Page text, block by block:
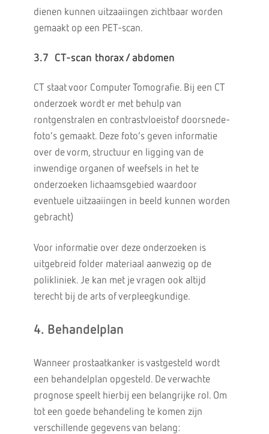
dienen kunnen uitzaaiingen zichtbaar worden
gemaakt op een PET-scan.
3.7 CT-scan thorax / abdomen
CT staat voor Computer Tomografie. Bij een CT
onderzoek wordt er met behulp van
rontgenstralen en contrastvloeistof doorsnede-
foto’s gemaakt. Deze foto’s geven informatie
over de vorm, structuur en ligging van de
inwendige organen of weefsels in het te
onderzoeken lichaamsgebied waardoor
eventuele uitzaaiingen in beeld kunnen worden
gebracht)
Voor informatie over deze onderzoeken is
uitgebreid folder materiaal aanwezig op de
polikliniek. Je kan met je vragen ook altijd
terecht bij de arts of verpleegkundige.
4. Behandelplan
Wanneer prostaatkanker is vastgesteld wordt
een behandelplan opgesteld. De verwachte
prognose speelt hierbij een belangrijke rol. Om
tot een goede behandeling te komen zijn
verschillende gegevens van belang: